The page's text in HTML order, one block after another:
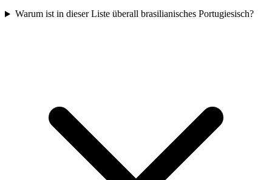
Warum ist in dieser Liste überall brasilianisches Portugiesisch?